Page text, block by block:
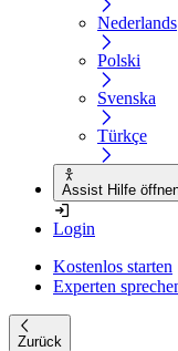
Nederlands
Polski
Svenska
Türkçe
Assist Hilfe
Login
Kostenlos starten
Experten
Zurück